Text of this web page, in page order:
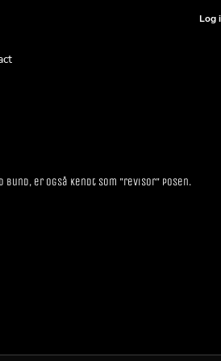
Log
bund, er også kendt som "revisor" posen.